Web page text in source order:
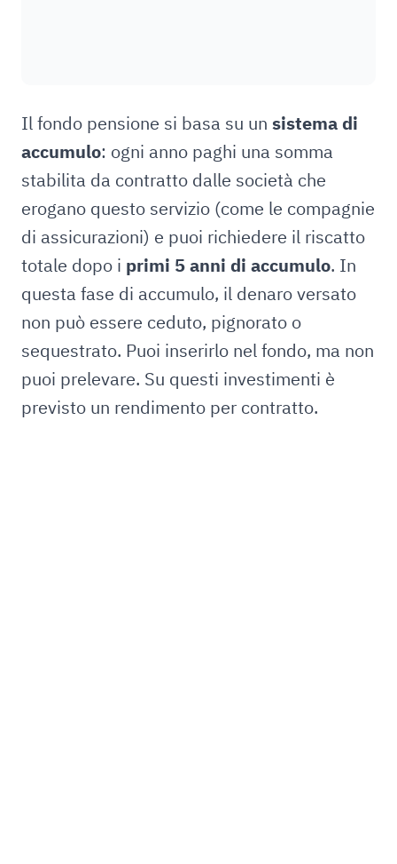
Il fondo pensione si basa su un sistema di
accumulo: ogni anno paghi una somma
stabilita da contratto dalle società che
erogano questo servizio (come le compagnie
di assicurazioni) e puoi richiedere il riscatto
totale dopo i primi 5 anni di accumulo. In
questa fase di accumulo, il denaro versato
non può essere ceduto, pignorato o
sequestrato. Puoi inserirlo nel fondo, ma non
puoi prelevare. Su questi investimenti è
previsto un rendimento per contratto.